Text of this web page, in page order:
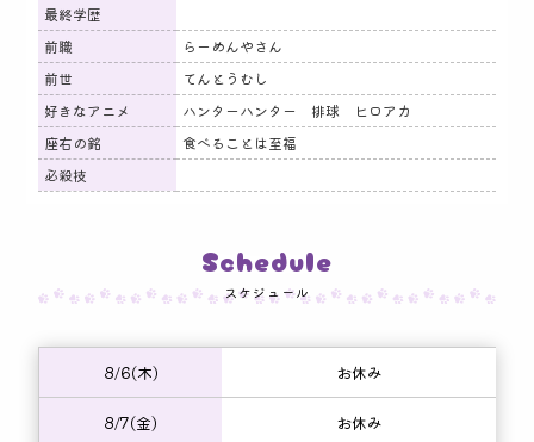
最終学歴
前職
らーめんやさん
前世
てんとうむし
好きなアニメ
ハンターハンター 排球 ヒロアカ
座右の銘
食べることは至福
必殺技
Schedule
スケジュール
8/6(木) お休み
8/7(金) お休み